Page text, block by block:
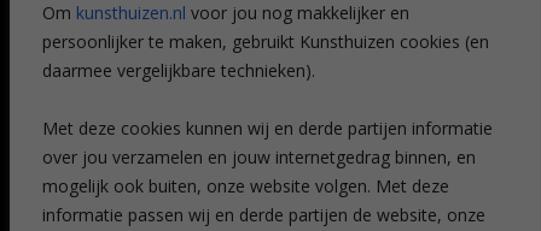
Om kunsthuizen.nl voor jou nog makkelijker en
persoonlijker te maken, gebruikt Kunsthuizen cookies (en
daarmee vergelijkbare technieken).
Met deze cookies kunnen wij en derde partijen informatie
over jou verzamelen en jouw internetgedrag binnen, en
mogelijk ook buiten, onze website volgen. Met deze
informatie passen wij en derde partijen de website, onze
Veelgestelde vragen
CONTACT
Leiden
Amsterdam
Breda
Favorieten